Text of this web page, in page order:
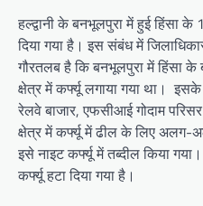
हल्द्वानी के बनभूलपुरा में हुई हिंसा के
दिया गया है। इस संबंध में
गौरतलब है कि बनभूलपुरा में हिंसा
क्षेत्र में कर्फ्यू लगाया गया था।
रेलवे बाजार, एफसीआई गोदाम
क्षेत्र में कर्फ्यू में ढील के लिए अलग-
इसे नाइट कर्फ्यू में तब्दील किया
कर्फ्यू हटा दिया गया है।